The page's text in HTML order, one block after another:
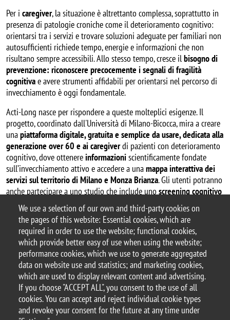
We use a selection of our own and third-party cookies on
the pages of this website: Essential cookies, which are
required in order to use the website; functional cookies,
which provide better easy of use when using the website;
performance cookies, which we use to generate aggregated
data on website use and statistics; and marketing cookies,
which are used to display relevant content and advertising.
If you choose "ACCEPT ALL", you consent to the use of all
cookies. You can accept and reject individual cookie types
and revoke your consent for the future at any time under
Per i caregiver, la situazione è altrettanto complessa, soprattutto in
presenza di patologie croniche come il deterioramento cognitivo:
orientarsi tra i servizi e trovare soluzioni adeguate per familiari non
autosufficienti richiede tempo, energie e informazioni che non
risultano sempre accessibili. Allo stesso tempo, cresce ilbisogno di
prevenzione: riconoscere precocemente i segnali di fragilità
cognitivae avere strumenti affidabili per orientarsi nel percorso di
invecchiamento è oggi fondamentale.
Acti-Long nasce per rispondere a queste molteplici esigenze. Il
progetto, coordinato dall'Università di Milano-Bicocca, mira a creare
unapiattaforma digitale, gratuita e semplice da usare, dedicata alla
generazione over 60 e ai caregiverdi pazienti con deterioramento
cognitivo, dove ottenereinformazioniscientificamente fondate
sull’invecchiamento attivo e accedere a unamappa interattiva dei
servizisul territorio di Milano e Monza Brianza. Gli utenti potranno
anche partecipare a uno studio che include unoscreening cognitivo
gratuito
per l’individuazione precoce di situazioni a rischio.
Continua a leggere il comunicato stampa
© 2025 University of Milano-Bicocca
Piazza dell'Ateneo Nuovo, 1 - 20126, Milan
PEC address:ateneo.bicocca@pec.unimib.it
P.I. 12621570154 |
redazioneweb.psicologia@unimib.it